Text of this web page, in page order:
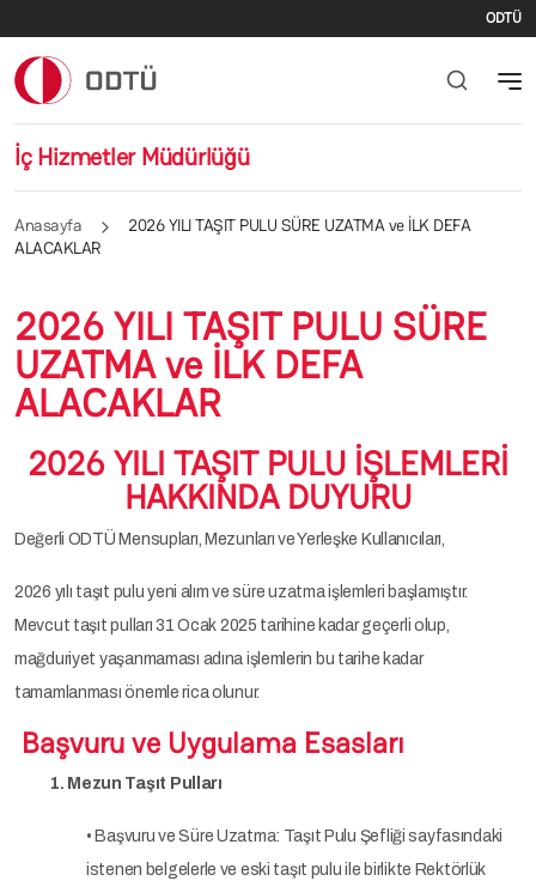
ODTÜ
İç Hizmetler Müdürlüğü
Anasayfa
2026 YILI TAŞIT PULU SÜRE UZATMA ve İLK DEFA
ALACAKLAR
2026 YILI TAŞIT PULU SÜRE
UZATMA ve İLK DEFA
ALACAKLAR
2026 YILI TAŞIT PULU İŞLEMLERİ
HAKKINDA DUYURU
Değerli ODTÜ Mensupları, Mezunları ve Yerleşke Kullanıcıları,
2026 yılı taşıt pulu yeni alım ve süre uzatma işlemleri başlamıştır.
Mevcut taşıt pulları 31 Ocak 2025 tarihine kadar geçerli olup,
mağduriyet yaşanmaması adına işlemlerin bu tarihe kadar
tamamlanması önemle rica olunur.
Başvuru ve Uygulama Esasları
1. Mezun Taşıt Pulları
• Başvuru ve Süre Uzatma: Taşıt Pulu Şefliği sayfasındaki
istenen belgelerle ve eski taşıt pulu ile birlikte Rektörlük